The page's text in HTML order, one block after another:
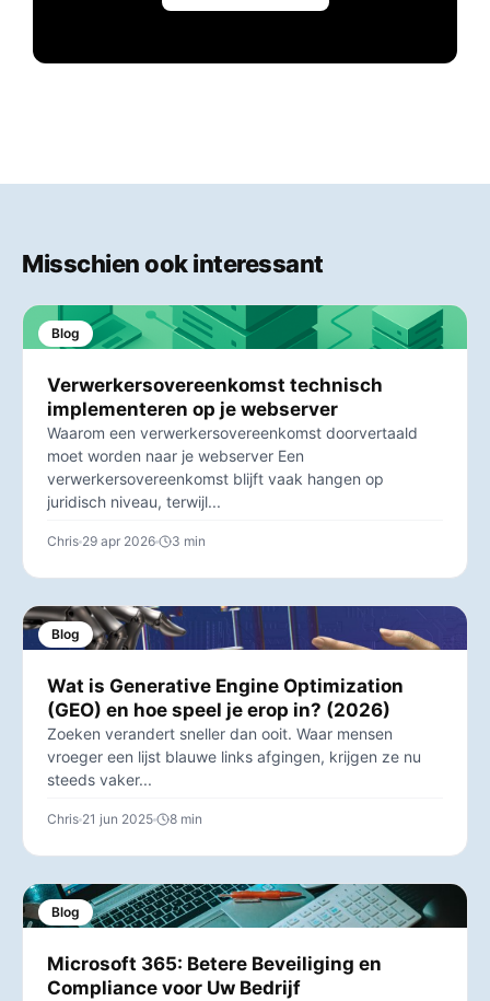
Misschien ook interessant
Blog
Verwerkersovereenkomst technisch
implementeren op je webserver
Waarom een verwerkersovereenkomst doorvertaald
moet worden naar je webserver Een
verwerkersovereenkomst blijft vaak hangen op
juridisch niveau, terwijl...
Chris 29 apr 2026 3 min
Blog
Wat is Generative Engine Optimization
(GEO) en hoe speel je erop in? (2026)
Zoeken verandert sneller dan ooit. Waar mensen
vroeger een lijst blauwe links afgingen, krijgen ze nu
steeds vaker...
Chris 21 jun 2025 8 min
Blog
Microsoft 365: Betere Beveiliging en
Compliance voor Uw Bedrijf